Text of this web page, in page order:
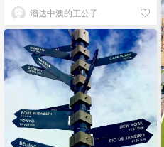
溜达中澳的王公子